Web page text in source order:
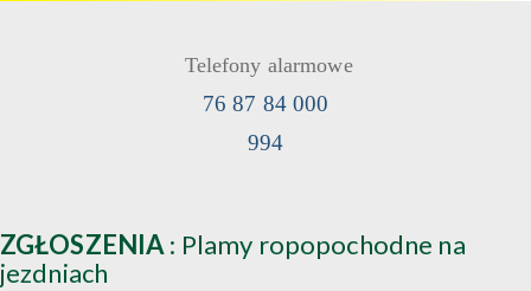
Telefony alarmowe
76 87 84 000
994
ZGŁOSZENIA : Plamy ropopochodne na
jezdniach